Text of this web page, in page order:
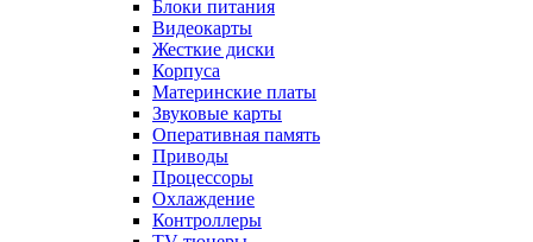
Блоки питания
Видеокарты
Жесткие диски
Корпуса
Материнские платы
Звуковые карты
Оперативная память
Приводы
Процессоры
Охлаждение
Контроллеры